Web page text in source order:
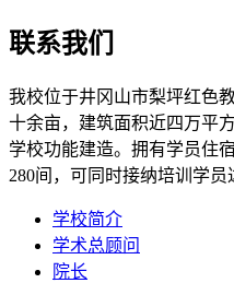
联系我们
我校位于井冈山市梨坪红色
十余亩，建筑面积近四万平
学校功能建造。拥有学员住
280间，可同时接纳培训学员
学校简介
学术总顾问
院长